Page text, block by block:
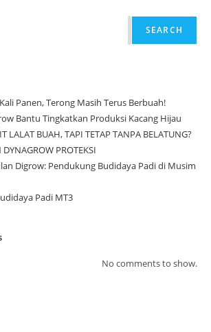
SEARCH
Panen, Terong Masih Terus Berbuah!
Bantu Tingkatkan Produksi Kacang Hijau
LALAT BUAH, TAPI TETAP TANPA BELATUNG?
PROTEKSI
Digrow: Pendukung Budidaya Padi di Musim
Padi MT3
No comments to show.